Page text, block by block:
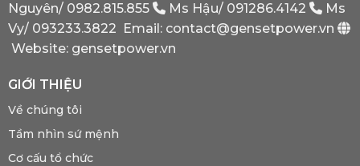
Phải
Có?
Nguyên/ 0982.815.855 Ms Hậu/ 091286.4142
Ms
Vy/ 093233.3822 Email: contact@gensetpower.vn
Website: gensetpower.vn
GIỚI THIỆU
Về chúng tôi
Tầm nhìn sứ mệnh
Cơ cấu tổ chức